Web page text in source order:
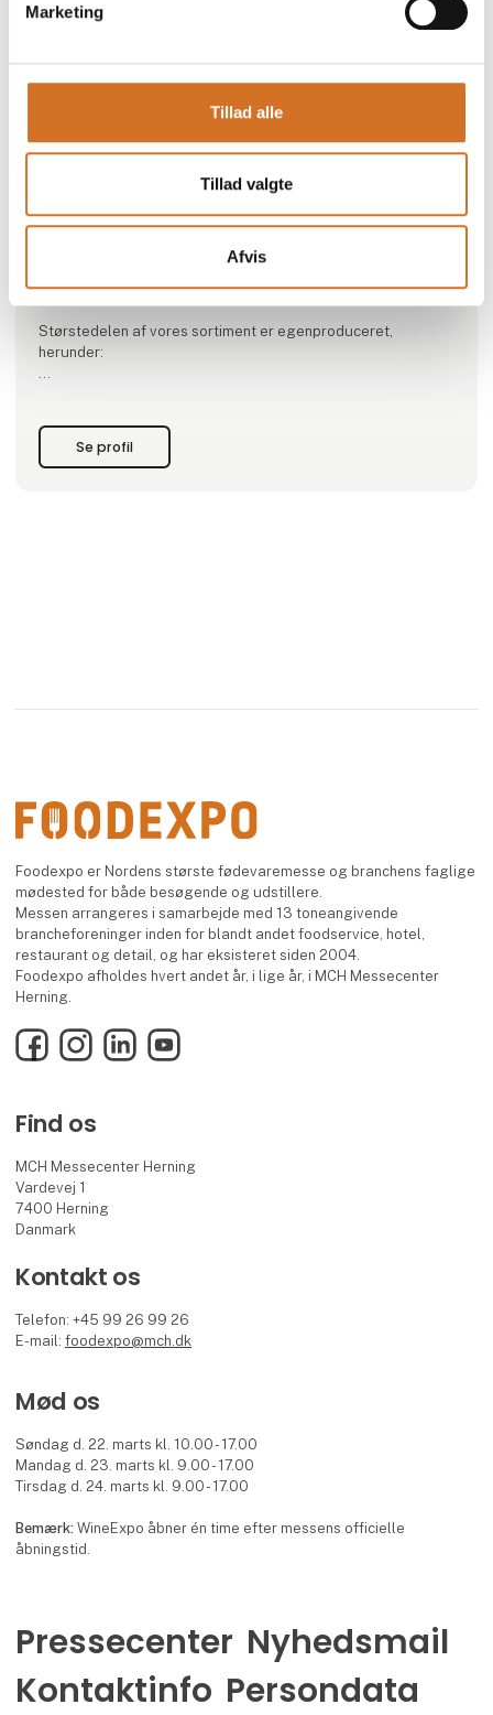
Marketing
Tillad alle
Tillad valgte
Afvis
Venmark fisk A/S
Direkte fra Hirtshals til dig - dag til dag levering - Nu med
Venmark Fisk har siden 1997 leveret fisk og fiskeprodukter
til fiskehandlere og HORECA i hele Danmark. Vi er fuld
sortiment grossist inden for seafood verdenen.
Størstedelen af vores sortiment er egenproduceret,
herunder:
Alt i kold- og varmrøget laks og andre fiskearter.
Se profil
Foodexpo er Nordens største fødevaremesse og branchens faglige
mødested for både besøgende og udstillere.
Messen arrangeres i samarbejde med 13 toneangivende
brancheforeninger inden for blandt andet foodservice, hotel,
restaurant og detail, og har eksisteret siden 2004.
Foodexpo afholdes hvert andet år, i lige år, i MCH Messecenter
Herning.
FacebookInstagramLinkedInYouTube
Find os
MCH Messecenter Herning
Vardevej 1
7400 Herning
Danmark
Kontakt os
Telefon: +45 99 26 99 26
E-mail:foodexpo@mch.dk
Mød os
Søndag d. 22. marts kl. 10.00 - 17.00
Mandag d. 23. marts kl. 9.00 - 17.00
Tirsdag d. 24. marts kl. 9.00 - 17.00
Bemærk:WineExpo åbner én time efter messens officielle
åbningstid.
Pressecenter Nyhedsmail
Kontaktinfo Persondata